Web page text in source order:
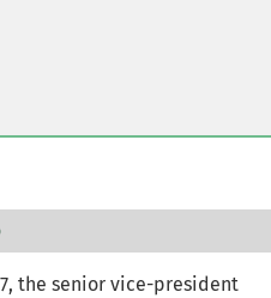
the senior vice-president